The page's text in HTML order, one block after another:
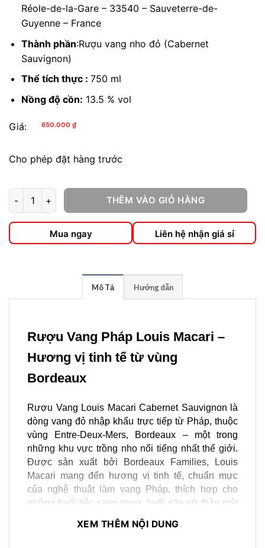
Réole-de-la-Gare – 33540 – Sauveterre-de-
Guyenne – France
Thành phần:Rượu vang nho đỏ (Cabernet
Sauvignon)
Thể tích thực : 750 ml
Nồng độ cồn: 13.5 % vol
Giá: 650.000 ₫
Cho phép đặt hàng trước
Rượu Vang Pháp Louis Macari số lượng
THÊM VÀO GIỎ HÀNG
Mua ngay Liên hệ nhận giá sỉ
Mô Tả Hướng dẫn
Rượu Vang Pháp Louis Macari –
Hương vị tinh tế từ vùng
Bordeaux
Rượu Vang Louis Macari Cabernet Sauvignon là
dòng vang đỏ nhập khẩu trực tiếp từ Pháp, thuộc
vùng Entre-Deux-Mers, Bordeaux – một trong
những khu vực trồng nho nổi tiếng nhất thế giới.
Được sản xuất bởi Bordeaux Families, Louis
Macari mang đến hương vị tinh tế, chuẩn mực
của nghệ thuật làm vang Pháp, thích hợp cho
những buổi tiệc sang trọng, buổi gặp gỡ thân mật
hay làm quà biếu cao cấp.
XEM THÊM NỘI DUNG